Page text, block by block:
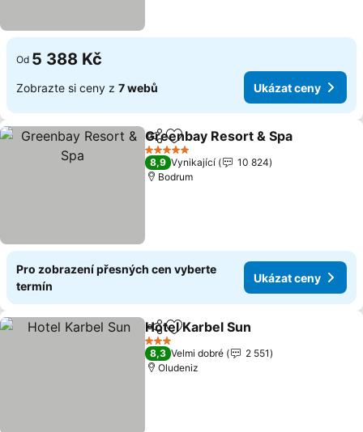
Od 5 388 Kč
Zobrazte si ceny z 7 webů Ukázat ceny
SdíletPřidat na seznam oblíbených
Greenbay Resort & Spa
5 Počet hvězdiček
8,9 Vynikající
10 824
Bodrum
Pro zobrazení přesných cen vyberte
termín
Ukázat ceny
SdíletPřidat na seznam oblíbených
Hotel Karbel Sun
3 Počet hvězdiček
8,3 Velmi dobré
2 551
Oludeniz